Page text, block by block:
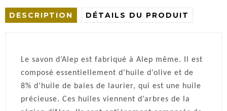
DESCRIPTION DÉTAILS DU PRODUIT
Le savon d’Alep est fabriqué à Alep même. Il est
composé essentiellement d’huile d’olive et de
8% d’huile de baies de laurier, qui est une huile
précieuse. Ces huiles viennent d’arbres de la